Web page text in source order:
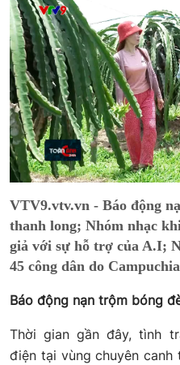
VTV9.vtv.vn - Báo động
thanh long; Nhóm nhạc
giả với sự hỗ trợ của A.I;
45 công dân do
Báo động nạn trộm bóng
Thời gian gần đây, tình
điện tại vùng chuyên